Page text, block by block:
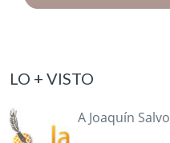
LO + VISTO
A Joaquín Salvo